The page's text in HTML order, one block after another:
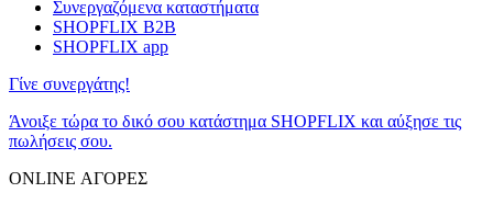
Συνεργαζόμενα καταστήματα
SHOPFLIX B2B
SHOPFLIX app
Γίνε συνεργάτης!
Άνοιξε τώρα το δικό σου κατάστημα SHOPFLIX και αύξησε τις
πωλήσεις σου.
ONLINE ΑΓΟΡΕΣ